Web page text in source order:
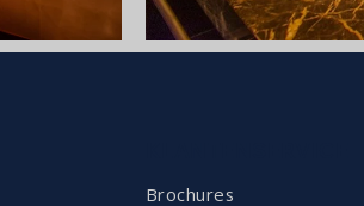
Brochures